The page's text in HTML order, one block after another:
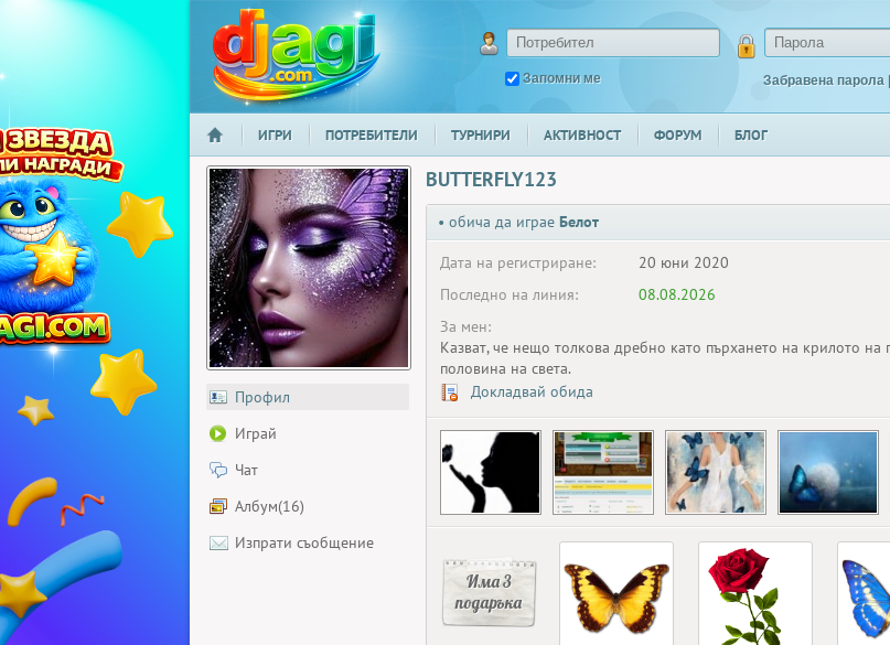
djagi.com
Запомни ме Забравена парола
НАЧАЛО
ИГРИ ПОТРЕБИТЕЛИ ТУРНИРИ АКТИВНОСТ ФОРУМ БЛОГ
Профил
Играй
Чат
Албум(16)
Изпрати съобщение
BUTTERFLY123
• обича да играе Белот
Дата на регистриране:
20 юни 2020
Последно на линия:
08.08.2026
За мен:
Казват, че нещо толкова дребно като пърхането на крилото
половина на света.
Докладвай обида
Има 3
подаръка